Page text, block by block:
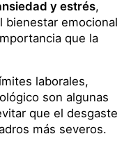
laborales,
son algunas
que el desgaste
más severos.
salud mentalha
existe una